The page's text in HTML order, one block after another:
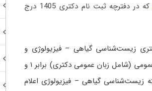
که در دفترچه ثبت نام دکتری 1405 درج
زیست‌شناسی گیاهی – فیزیولوژی و
ضرایب دروس به صورت کلی اقدام می‌کند. بدین صورت که ضریب دروس عمومی (شامل زبان عمومی دکتری) برابر ۱ و
زیست‌شناسی گیاهی – فیزیولوژی اعلام